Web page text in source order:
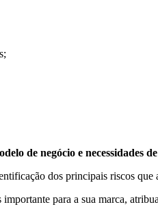
de negócio e necessidades
dos principais riscos
importante para a sua marca,